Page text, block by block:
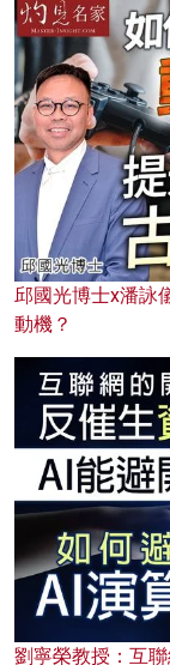
邱國光博士x潘詠
動機？
劉寧榮教授：互